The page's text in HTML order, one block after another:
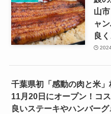
山
ャ
良
千葉県初「感動の肉と米」
11月20日にオープン！コ
良いステーキやハンバーグ